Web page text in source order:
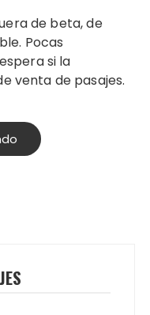
Pocas
si la
venta de pasajes.